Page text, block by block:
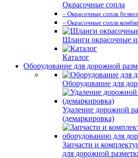
Окрасочные сопла
– Окрасочные сопла
– Окрасочные сопла
Шланги окрасочные и
Каталог
Оборудование для дорожной
Оборудование для
Удаление дорожной
(демаркировка)
Запчасти и
для дорожной